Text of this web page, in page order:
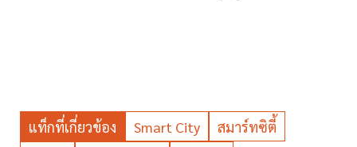
แท็กที่เกี่ยวข้อง Smart City
สมาร์ทซิตี้